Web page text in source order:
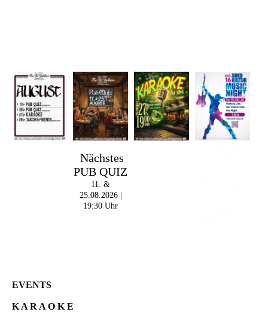
Nächstes
PUB QUIZ
11. &
25.08.2026 |
19:30 Uhr
EVENTS
K A R A O K E